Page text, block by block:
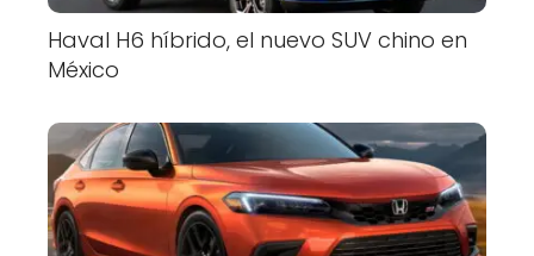
Haval H6 híbrido, el nuevo SUV chino en
México